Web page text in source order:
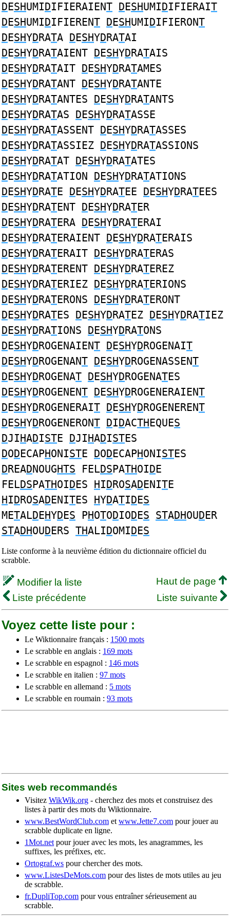
DESHUMIDIFIERAIENT DESHUMIDIFIERAIT
DESHUMIDIFIERENT DESHUMIDIFIERONT
DESHYDRATA DESHYDRATAI
DESHYDRATAIENT DESHYDRATAIS
DESHYDRATAIT DESHYDRATAMES
DESHYDRATANT DESHYDRATANTE
DESHYDRATANTES DESHYDRATANTS
DESHYDRATAS DESHYDRATASSE
DESHYDRATASSENT DESHYDRATASSES
DESHYDRATASSIEZ DESHYDRATASSIONS
DESHYDRATAT DESHYDRATATES
DESHYDRATATION DESHYDRATATIONS
DESHYDRATE DESHYDRATEE DESHYDRATEES
DESHYDRATENT DESHYDRATER
DESHYDRATERA DESHYDRATERAI
DESHYDRATERAIENT DESHYDRATERAIS
DESHYDRATERAIT DESHYDRATERAS
DESHYDRATERENT DESHYDRATEREZ
DESHYDRATERIEZ DESHYDRATERIONS
DESHYDRATERONS DESHYDRATERONT
DESHYDRATES DESHYDRATEZ DESHYDRATIEZ
DESHYDRATIONS DESHYDRATONS
DESHYDROGENAIENT DESHYDROGENAIT
DESHYDROGENANT DESHYDROGENASSENT
DESHYDROGENAT DESHYDROGENATES
DESHYDROGENENT DESHYDROGENERAIENT
DESHYDROGENERAIT DESHYDROGENERENT
DESHYDROGENERONT DIDACTHEQUES
DJIHADISTE DJIHADISTES
DODECAPHONISTE DODECAPHONISTES
DREADNOUGHTS FELDSPATHOIDE
FELDSPATHOIDES HIDROSADENITE
HIDROSADENITES HYDATIDES
METALDEHYDES PHOTODIODES STADHOUDER
STADHOUDERS THALIDOMIDES
Liste conforme à la neuvième édition du dictionnaire officiel du
scrabble.
Modifier la liste
Haut de page
Liste précédente
Liste suivante
Voyez cette liste pour :
Le Wiktionnaire français : 1500 mots
Le scrabble en anglais : 169 mots
Le scrabble en espagnol : 146 mots
Le scrabble en italien : 97 mots
Le scrabble en allemand : 5 mots
Le scrabble en roumain : 93 mots
Sites web recommandés
Visitez WikWik.org - cherchez des mots et construisez des
listes à partir des mots du Wiktionnaire.
www.BestWordClub.com et www.Jette7.com pour jouer au
scrabble duplicate en ligne.
1Mot.net pour jouer avec les mots, les anagrammes, les
suffixes, les préfixes, etc.
Ortograf.ws pour chercher des mots.
www.ListesDeMots.com pour des listes de mots utiles au jeu
de scrabble.
fr.DupliTop.com pour vous entraîner sérieusement au
scrabble.